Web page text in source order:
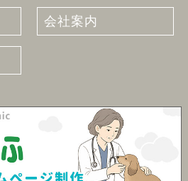
会社案内